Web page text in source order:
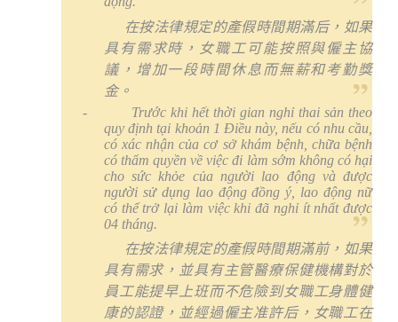
在按法律規定的產假時間期滿后，如果
具有需求時，女職工可能按照與僱主協
議，增加一段時間休息而無薪和考勤獎
金。
-
Trước khi hết thời gian nghỉ thai sản theo
quy định tại khoản 1 Điều này, nếu có nhu cầu,
có xác nhận của cơ sở khám bệnh, chữa bệnh
có thẩm quyền về việc đi làm sớm không có hại
cho sức khỏe của người lao động và được
người sử dụng lao động đồng ý, lao động nữ
có thể trở lại làm việc khi đã nghỉ ít nhất được
04 tháng.
在按法律規定的產假時間期滿前，如果
具有需求，並具有主管醫療保健機構對於
員工能提早上班而不危險到女職工身體健
康的認證，並經過僱主准許后，女職工在